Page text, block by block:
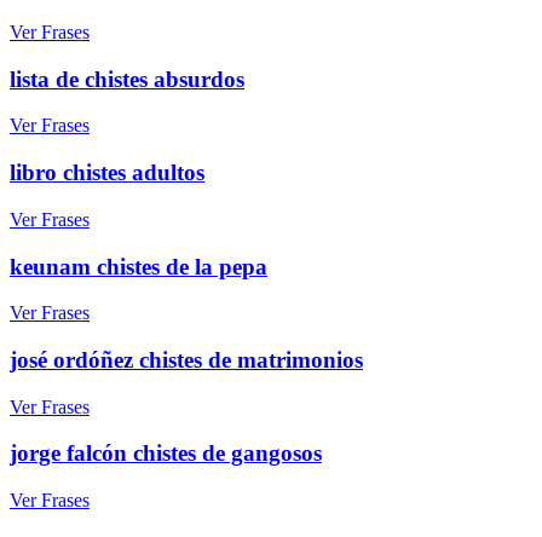
Ver Frases
lista de chistes absurdos
Ver Frases
libro chistes adultos
Ver Frases
keunam chistes de la pepa
Ver Frases
josé ordóñez chistes de matrimonios
Ver Frases
jorge falcón chistes de gangosos
Ver Frases